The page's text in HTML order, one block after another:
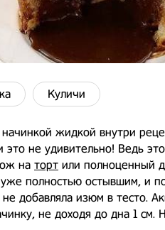
Куличи
начинкой жидкой внутри
это не удивительно! Ведь
на торт или полноценный
полностью остывшим, и
добавляла изюм в тесто.
не доходя до дна 1 см.